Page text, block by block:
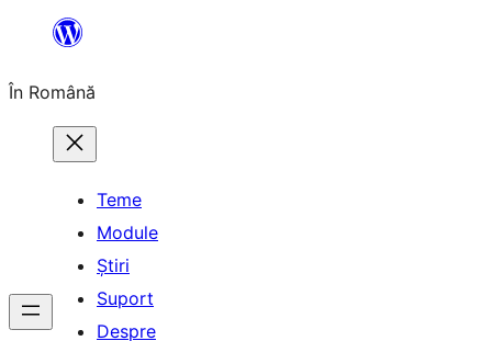
conținut
În Română
Teme
Module
Știri
Suport
Despre